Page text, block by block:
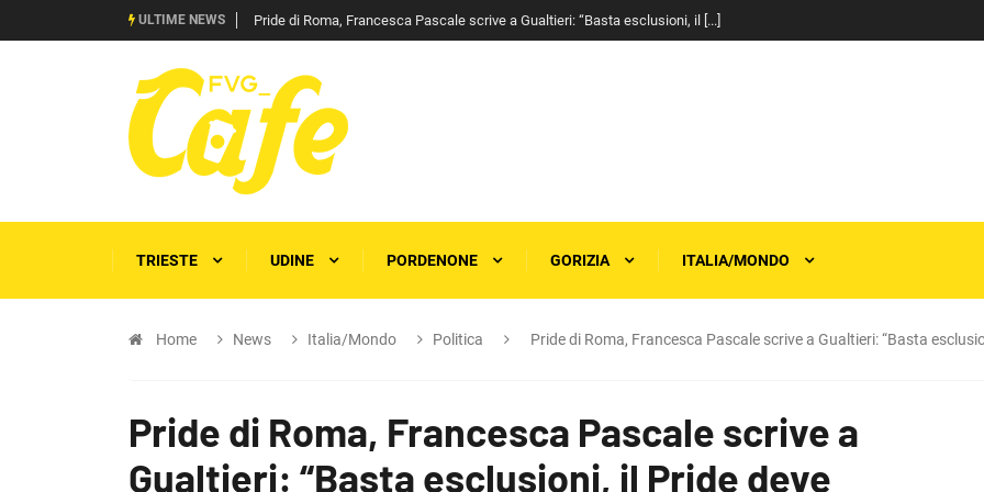
ULTIME NEWS Pride di Roma, Francesca Pascale scrive a Gualtieri: “Basta esclusioni, il [...]
TRIESTE UDINE PORDENONE GORIZIA ITALIA/MONDO
Home News Italia/Mondo Politica Pride di Roma, Francesca Pascale scrive a Gualtieri: “Basta
Pride di Roma, Francesca Pascale scrive a
Gualtieri: “Basta esclusioni, il Pride deve